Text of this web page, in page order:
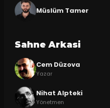
Müslüm Tamer
Sahne Arkasi
Cem Düzova
Yazar
Nihat Alpteki
Yönetmen